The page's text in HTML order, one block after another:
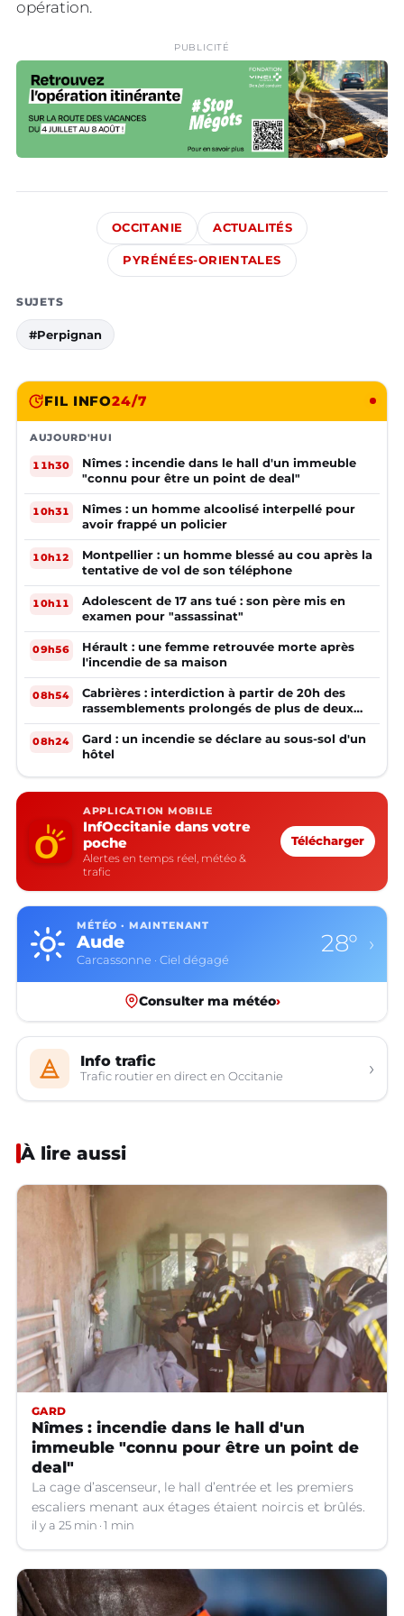
opération.
PUBLICITÉ
OCCITANIE ACTUALITÉS
PYRÉNÉES-ORIENTALES
SUJETS
#Perpignan
FIL INFO24/7
AUJOURD'HUI
11h30
Nîmes : incendie dans le hall d'un immeuble
"connu pour être un point de deal"
10h31
Nîmes : un homme alcoolisé interpellé pour
avoir frappé un policier
10h12
Montpellier : un homme blessé au cou après la
tentative de vol de son téléphone
10h11
Adolescent de 17 ans tué : son père mis en
examen pour "assassinat"
09h56
Hérault : une femme retrouvée morte après
l'incendie de sa maison
08h54
Cabrières : interdiction à partir de 20h des
rassemblements prolongés de plus de deux
mineurs non accompagnés d'un adulte
08h24
Gard : un incendie se déclare au sous-sol d'un
hôtel
APPLICATION MOBILE
InfOccitanie dans votre
poche
Alertes en temps réel, météo &
trafic
Télécharger
MÉTÉO · MAINTENANT
Aude
Carcassonne · Ciel dégagé
28° ›
Consulter ma météo›
Info trafic
Trafic routier en direct en Occitanie ›
À lire aussi
GARD
Nîmes : incendie dans le hall d'un
immeuble "connu pour être un point de
deal"
La cage d’ascenseur, le hall d’entrée et les premiers
escaliers menant aux étages étaient noircis et brûlés.
il y a 25 min 1 min